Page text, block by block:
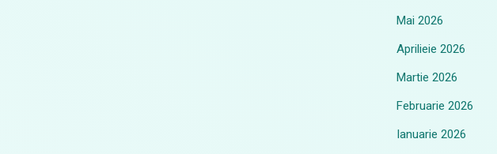
Mai 2026
Aprilieie 2026
Martie 2026
Februarie 2026
Ianuarie 2026